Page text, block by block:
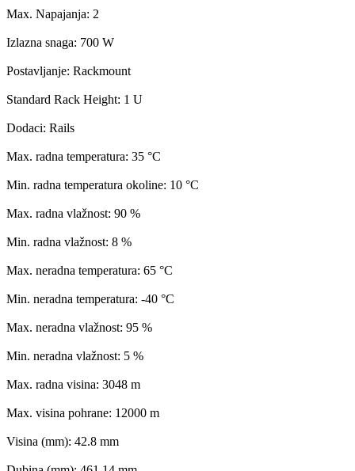
Max. Napajanja: 2
Izlazna snaga: 700 W
Postavljanje: Rackmount
Standard Rack Height: 1 U
Dodaci: Rails
Max. radna temperatura: 35 °C
Min. radna temperatura okoline: 10 °C
Max. radna vlažnost: 90 %
Min. radna vlažnost: 8 %
Max. neradna temperatura: 65 °C
Min. neradna temperatura: -40 °C
Max. neradna vlažnost: 95 %
Min. neradna vlažnost: 5 %
Max. radna visina: 3048 m
Max. visina pohrane: 12000 m
Visina (mm): 42.8 mm